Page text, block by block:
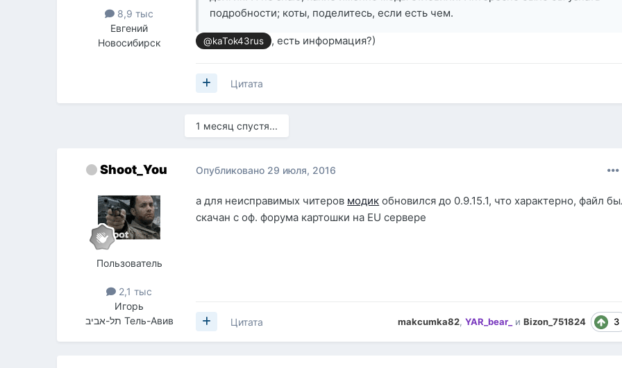
8,9 тыс
Евгений
Новосибирск
подробности; коты, поделитесь, если есть чем.
@kaTok43rus , есть информация?)
Цитата
1 месяц спустя...
Shoot_You
Пользователь
2,1 тыс
Игорь
תל-אביב Тель-Авив
Опубликовано 29 июля, 2016
а для неисправимых читеров модик обновился до 0.9.15.1, что характерно, файл
скачан с оф. форума картошки на EU сервере
makcumka82,YAR_bear_ иBizon_751824 3
Цитата